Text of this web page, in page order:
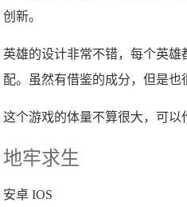
创新。
英雄的设计非常不错，每个英
配。虽然有借鉴的成分，但是也
这个游戏的体量不算很大，可以
地牢求生
安卓 IOS